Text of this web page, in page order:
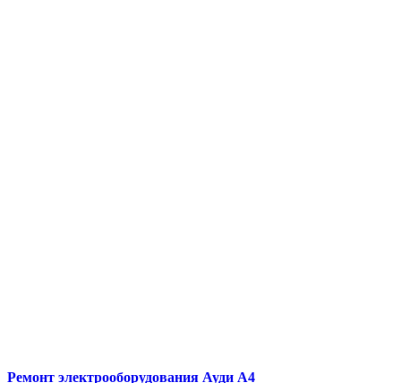
Ремонт электрооборудования Ауди А4